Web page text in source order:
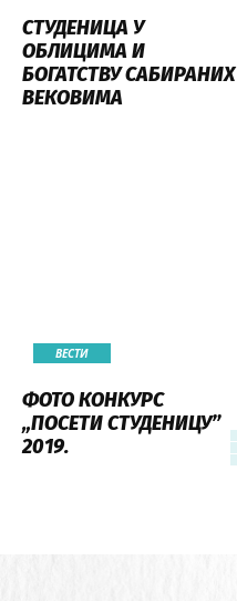
СТУДЕНИЦА У
ОБЛИЦИМА И
БОГАТСТВУ САБИРАНИХ
ВЕКОВИМА
ВЕСТИ
ФОТО КОНКУРС
„ПОСЕТИ СТУДЕНИЦУ’’
2019.